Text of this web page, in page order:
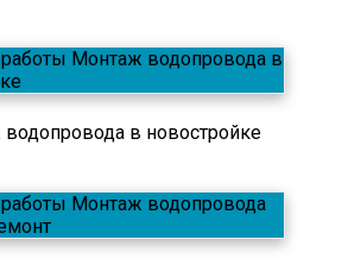
в новостройке